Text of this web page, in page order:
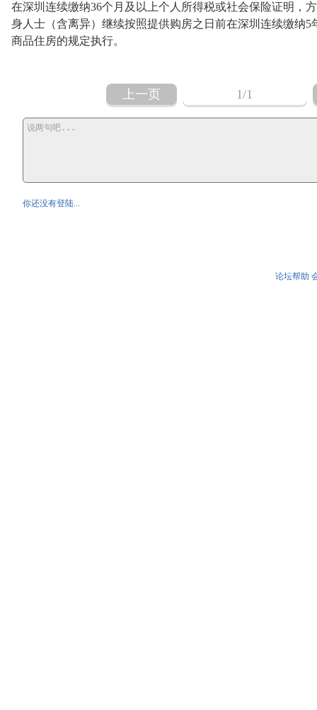
在深圳连续缴纳36个月及以上个人所得税或社会保险证明，
身人士（含离异）继续按照提供购房之日前在深圳连续缴纳
商品住房的规定执行。
上一页 1/1
你还没有登陆...
论坛帮助